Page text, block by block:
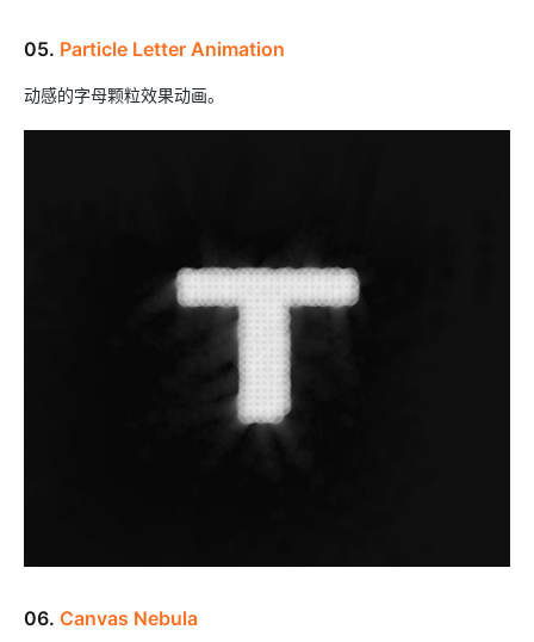
05. Particle Letter Animation
动感的字母颗粒效果动画。
06. Canvas Nebula